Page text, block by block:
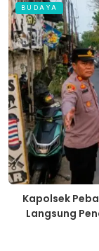
BUDAYA
Kapolsek
Langsung